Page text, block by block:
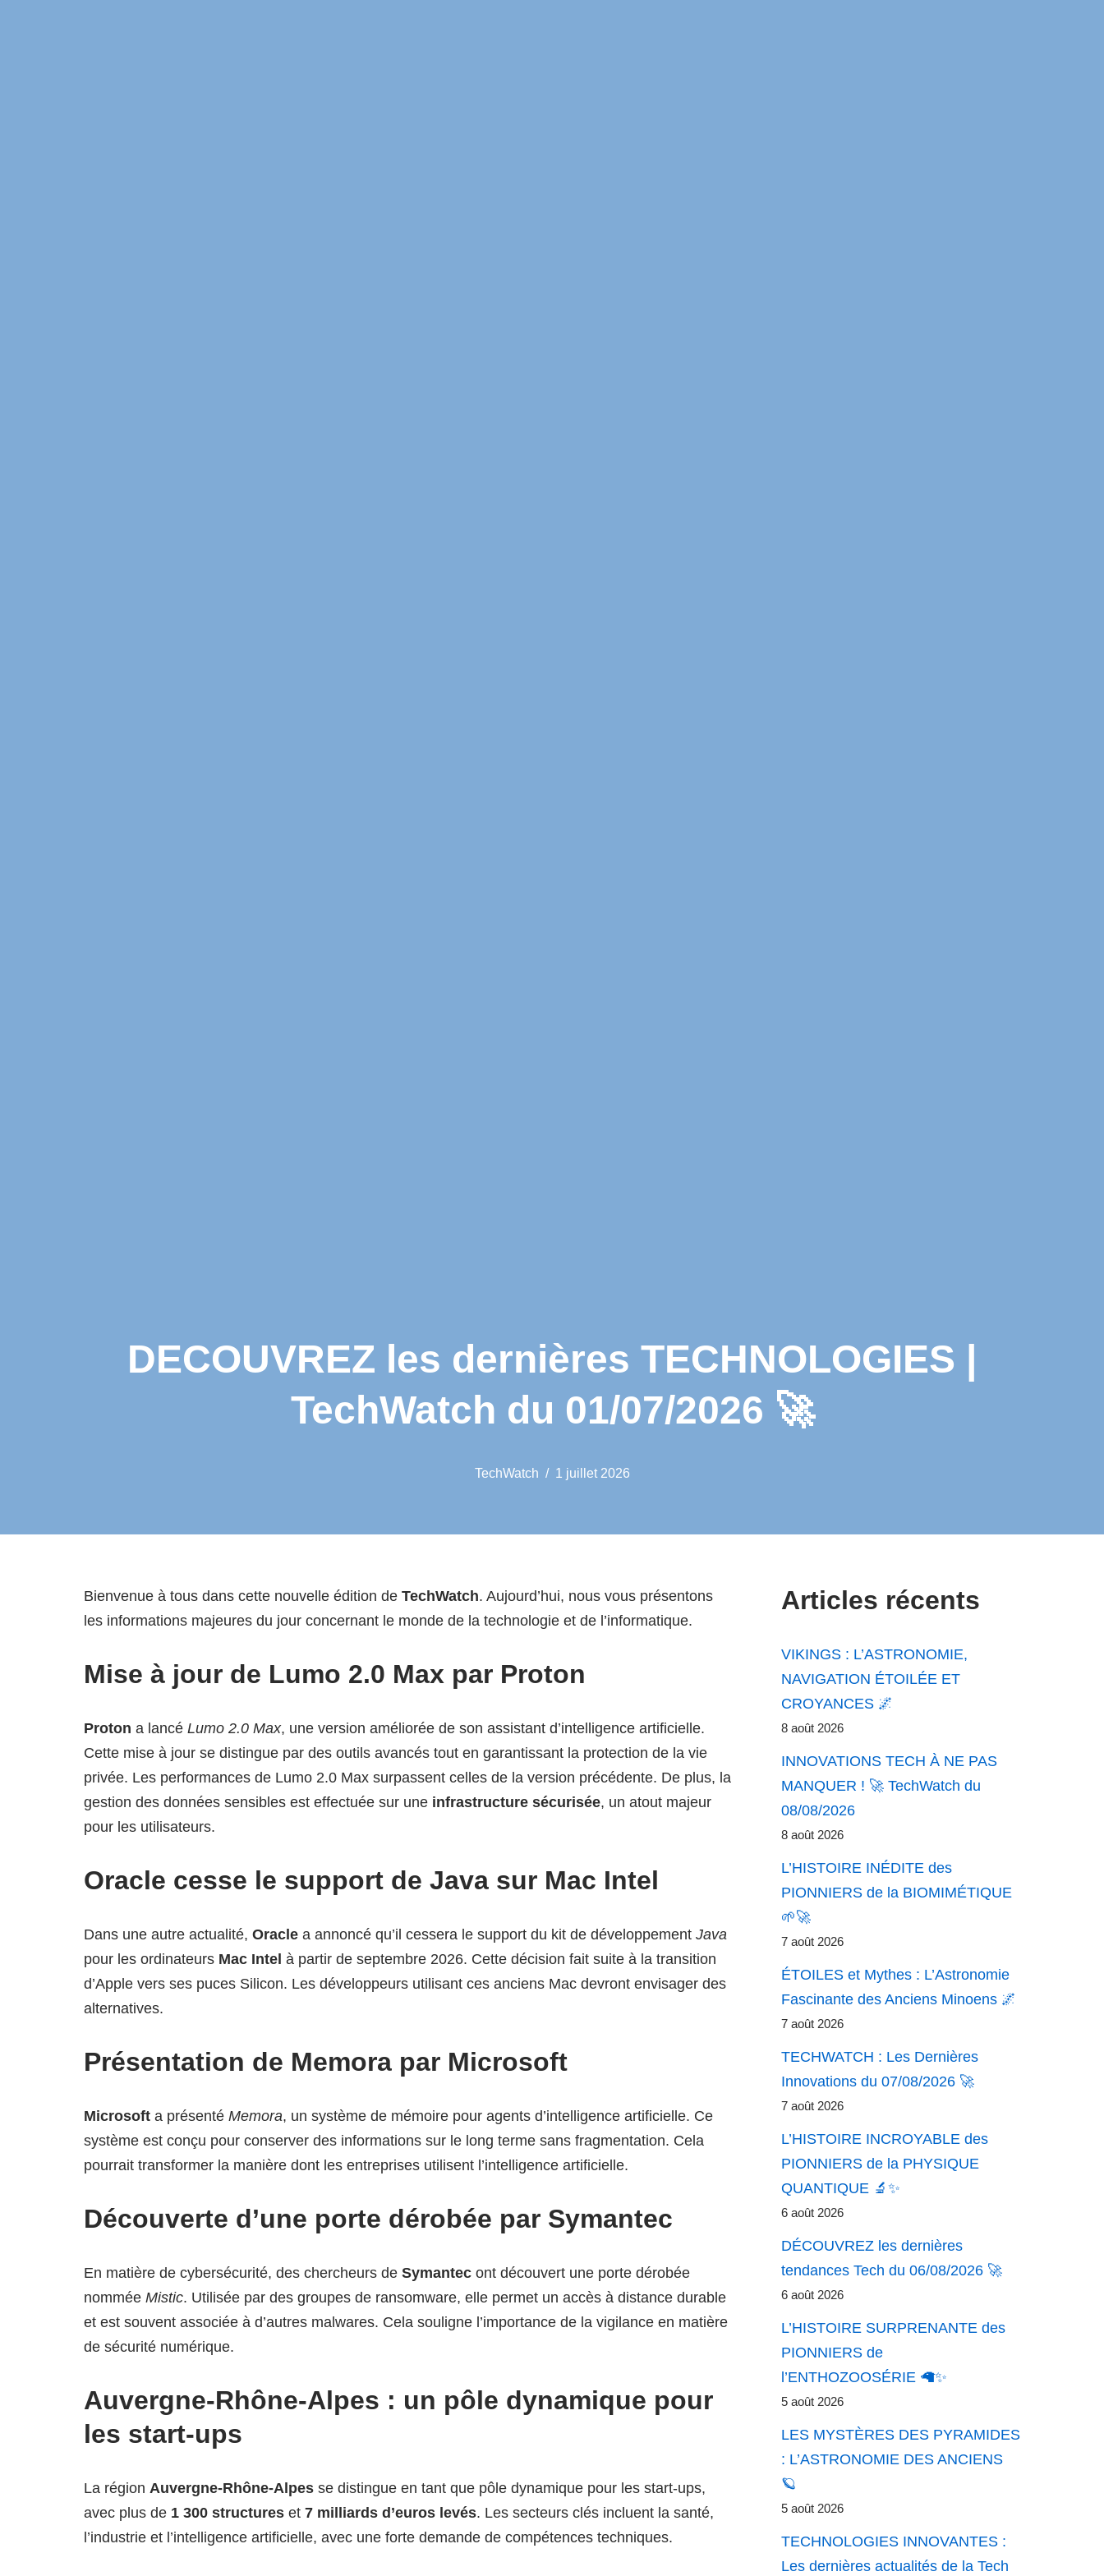
DECOUVREZ les dernières TECHNOLOGIES |
TechWatch du 01/07/2026 🚀
TechWatch 1 juillet 2026
Bienvenue à tous dans cette nouvelle édition de TechWatch. Aujourd’hui, nous vous présentons
les informations majeures du jour concernant le monde de la technologie et de l’informatique.
Mise à jour de Lumo 2.0 Max par Proton
Proton a lancé Lumo 2.0 Max, une version améliorée de son assistant d’intelligence artificielle.
Cette mise à jour se distingue par des outils avancés tout en garantissant la protection de la vie
privée. Les performances de Lumo 2.0 Max surpassent celles de la version précédente. De plus, la
gestion des données sensibles est effectuée sur une infrastructure sécurisée, un atout majeur
pour les utilisateurs.
Oracle cesse le support de Java sur Mac Intel
Dans une autre actualité, Oracle a annoncé qu’il cessera le support du kit de développement Java
pour les ordinateurs Mac Intel à partir de septembre 2026. Cette décision fait suite à la transition
d’Apple vers ses puces Silicon. Les développeurs utilisant ces anciens Mac devront envisager des
alternatives.
Présentation de Memora par Microsoft
Microsoft a présenté Memora, un système de mémoire pour agents d’intelligence artificielle. Ce
système est conçu pour conserver des informations sur le long terme sans fragmentation. Cela
pourrait transformer la manière dont les entreprises utilisent l’intelligence artificielle.
Découverte d’une porte dérobée par Symantec
En matière de cybersécurité, des chercheurs de Symantec ont découvert une porte dérobée
nommée Mistic. Utilisée par des groupes de ransomware, elle permet un accès à distance durable
et est souvent associée à d’autres malwares. Cela souligne l’importance de la vigilance en matière
de sécurité numérique.
Auvergne-Rhône-Alpes : un pôle dynamique pour
les start-ups
La région Auvergne-Rhône-Alpes se distingue en tant que pôle dynamique pour les start-ups,
avec plus de 1 300 structures et 7 milliards d’euros levés. Les secteurs clés incluent la santé,
l’industrie et l’intelligence artificielle, avec une forte demande de compétences techniques.
Articles récents
VIKINGS : L’ASTRONOMIE,
NAVIGATION ÉTOILÉE ET
CROYANCES 🌌
8 août 2026
INNOVATIONS TECH À NE PAS
MANQUER ! 🚀 TechWatch du
08/08/2026
8 août 2026
L’HISTOIRE INÉDITE des
PIONNIERS de la BIOMIMÉTIQUE
🌱🚀
7 août 2026
ÉTOILES et Mythes : L’Astronomie
Fascinante des Anciens Minoens 🌌
7 août 2026
TECHWATCH : Les Dernières
Innovations du 07/08/2026 🚀
7 août 2026
L’HISTOIRE INCROYABLE des
PIONNIERS de la PHYSIQUE
QUANTIQUE 🔬✨
6 août 2026
DÉCOUVREZ les dernières
tendances Tech du 06/08/2026 🚀
6 août 2026
L’HISTOIRE SURPRENANTE des
PIONNIERS de
l’ENTHOZOOSÉRIE 🦙✨
5 août 2026
LES MYSTÈRES DES PYRAMIDES
: L’ASTRONOMIE DES ANCIENS
🪐
5 août 2026
TECHNOLOGIES INNOVANTES :
Les dernières actualités de la Tech